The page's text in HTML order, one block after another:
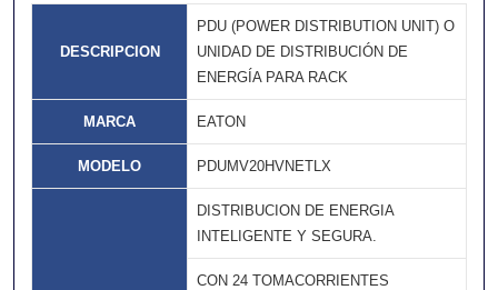
DESCRIPCION
PDU (POWER DISTRIBUTION UNIT) O
UNIDAD DE DISTRIBUCIÓN DE
ENERGÍA PARA RACK
MARCA EATON
MODELO PDUMV20HVNETLX
DISTRIBUCION DE ENERGIA
INTELIGENTE Y SEGURA.
CON 24 TOMACORRIENTES